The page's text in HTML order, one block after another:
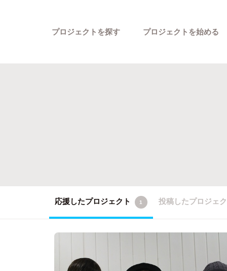
プロジェクトを探す プロジェクトを始める
応援したプロジェクト 1 投稿したプロジェ